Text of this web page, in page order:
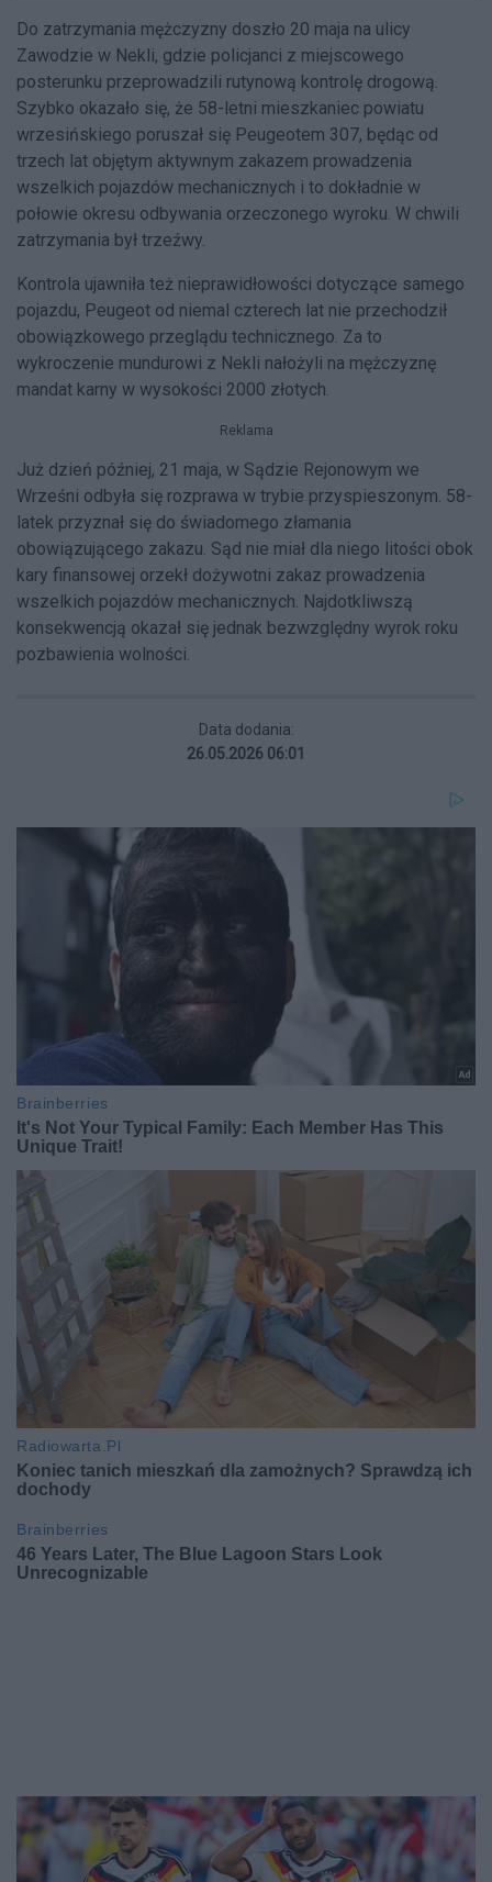
Do zatrzymania mężczyzny doszło 20 maja na ulicy
Zawodzie w Nekli, gdzie policjanci z miejscowego
posterunku przeprowadzili rutynową kontrolę drogową.
Szybko okazało się, że 58-letni mieszkaniec powiatu
wrzesińskiego poruszał się Peugeotem 307, będąc od
trzech lat objętym aktywnym zakazem prowadzenia
wszelkich pojazdów mechanicznych i to dokładnie w
połowie okresu odbywania orzeczonego wyroku. W chwili
zatrzymania był trzeźwy.
Kontrola ujawniła też nieprawidłowości dotyczące samego
pojazdu, Peugeot od niemal czterech lat nie przechodził
obowiązkowego przeglądu technicznego. Za to
wykroczenie mundurowi z Nekli nałożyli na mężczyznę
mandat karny w wysokości 2000 złotych.
Reklama
Już dzień później, 21 maja, w Sądzie Rejonowym we
Wrześni odbyła się rozprawa w trybie przyspieszonym. 58-
latek przyznał się do świadomego złamania
obowiązującego zakazu. Sąd nie miał dla niego litości obok
kary finansowej orzekł dożywotni zakaz prowadzenia
wszelkich pojazdów mechanicznych. Najdotkliwszą
konsekwencją okazał się jednak bezwzględny wyrok roku
pozbawienia wolności.
Data dodania:
26.05.2026 06:01